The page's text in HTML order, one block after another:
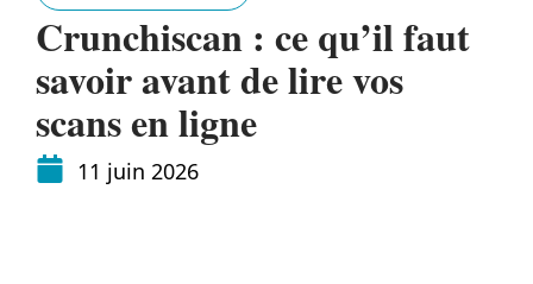
Crunchiscan : ce qu’il faut
savoir avant de lire vos
scans en ligne
11 juin 2026